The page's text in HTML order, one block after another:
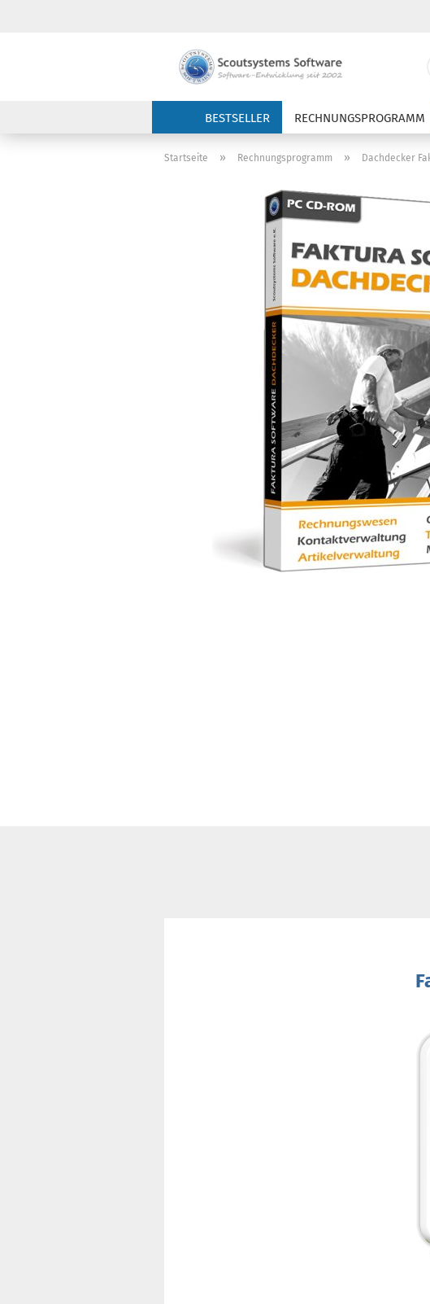
BESTSELLER RECHNUNGSPROGRAMM
Startseite » Rechnungsprogramm » Dachdecker